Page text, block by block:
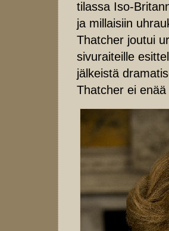
tilassa Iso-
ja millaisiin
Thatcher joutui
sivuraiteille
jälkeistä
Thatcher ei